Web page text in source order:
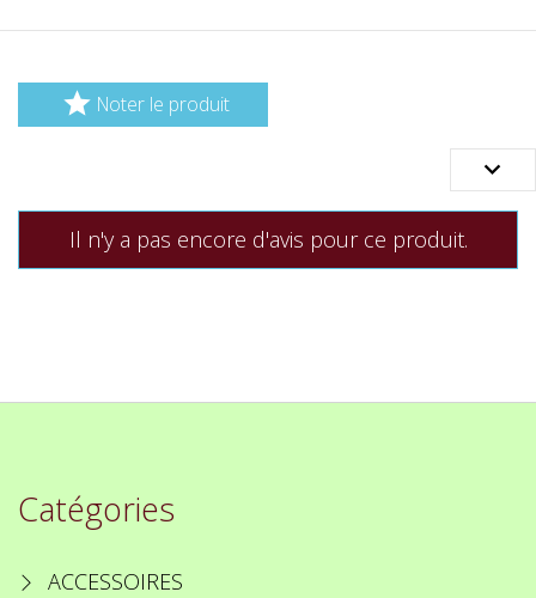
 Noter le produit

Il n'y a pas encore d'avis pour ce produit.
Catégories
ACCESSOIRES